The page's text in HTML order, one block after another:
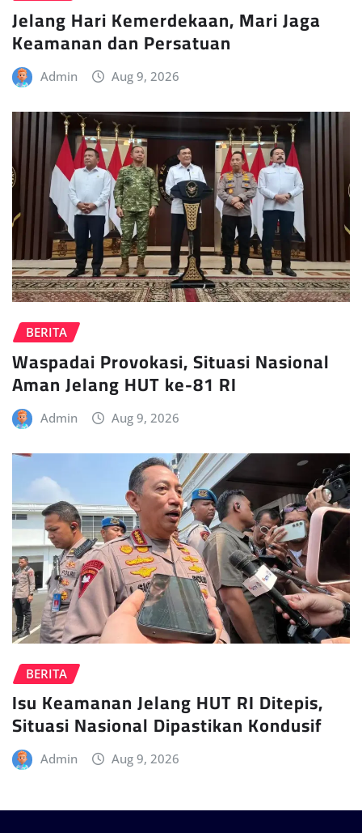
Jelang Hari Kemerdekaan, Mari Jaga
Keamanan dan Persatuan
Admin Aug 9, 2026
BERITA
Waspadai Provokasi, Situasi Nasional
Aman Jelang HUT ke-81 RI
Admin Aug 9, 2026
BERITA
Isu Keamanan Jelang HUT RI Ditepis,
Situasi Nasional Dipastikan Kondusif
Admin Aug 9, 2026